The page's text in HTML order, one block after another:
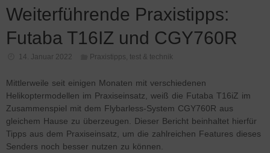
Weiterführende Praxistipps:
Futaba T16IZ und CGY760R
14. Januar 2022 Praxistipps , test & technik
Mittlerweile seit einigen Monaten mit verschiedenen
Helikoptermodellen im Praxiseinsatz, weiß die Futaba T16iZ im
Zusammenspiel mit dem Flybarless-System CGY760R aus
gleichem Hause zu überzeugen. Dieser Bericht beinhaltet hierfür
Tipps aus dem Praxiseinsatz, um die zahlreichen Features dieses
Senders noch besser nutzen zu können.